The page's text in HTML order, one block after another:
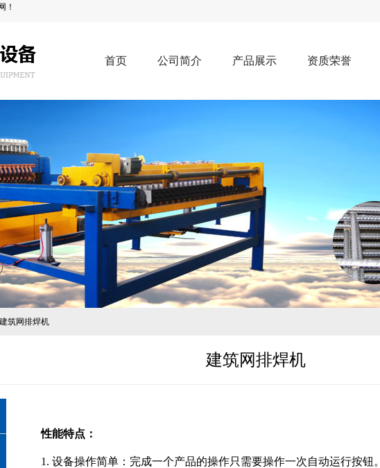
！
首页 公司简介 产品展示 资质荣誉
建筑网排焊机
建筑网排焊机
性能特点：
1.设备操作简单：完成一个产品的操作只需要操作一次自动运行按钮。